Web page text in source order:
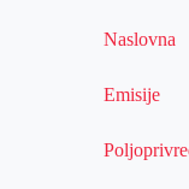
Naslovna
Emisije